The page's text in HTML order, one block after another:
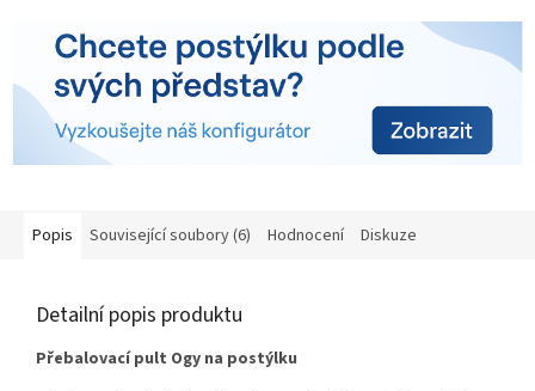
Popis Související soubory (6) Hodnocení Diskuze
Detailní popis produktu
Přebalovací pult Ogy na postýlku